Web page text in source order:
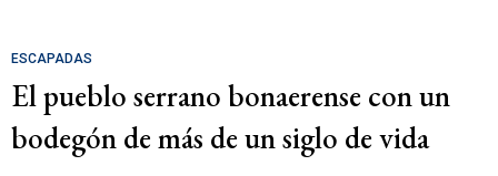
ESCAPADAS
El pueblo serrano bonaerense con un
bodegón de más de un siglo de vida